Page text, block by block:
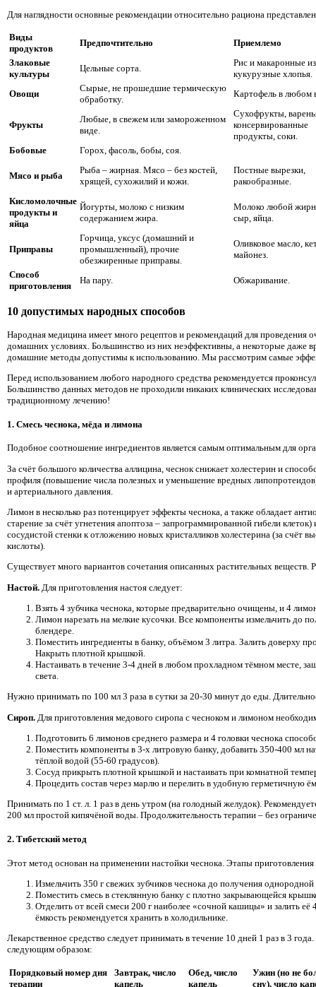
Для наглядности основные рекомендации относительно рациона
Виды
продуктов
Предпочтительно
Приемлемо
Злаковые
культуры
Цельные сорта.
Рис и макаронные
кукурузные хлопья.
Овощи
Сырые, не прошедшие термическую
обработку.
Картофель в любом
Фрукты
Любые, в свежем или замороженном
виде.
Сухофрукты,
консервированные
продукты, соки.
Бобовые
Горох, фасоль, бобы, соя.
Мясо и рыба
Рыба – жирная. Мясо – без костей,
хрящей, сухожилий и кожи.
Постные вырезки,
ракообразные.
Кисломолочные
продукты и
яйца
Йогурты, молоко с низким
содержанием жира.
Молоко любой
сыр, яйца.
Приправы
Горчица, уксус (домашний и
промышленный), прочие
обезжиренные приправы.
Оливковое масло,
майонез.
Способ
приготовления
На пару. Обжаривание.
10 допустимых народных способов
Народная медицина имеет много рецептов и рекомендаций для проведения
домашних условиях. Большинство из них неэффективны, а некоторые даже
домашние методы допустимы к использованию. Мы рассмотрим самые
Перед использованием любого народного средства рекомендуется
Большинство данных методов не проходили никаких клинических
традиционному лечению!
1. Смесь чеснока, мёда и лимона
Подобное соотношение ингредиентов является самым оптимальным для
За счёт большого количества аллицина, чеснок снижает холестерин и
профиля (повышение числа полезных и уменьшение вредных
и артериального давления.
Лимон в несколько раз потенцирует эффекты чеснока, а также обладает
старение за счёт угнетения апоптоза – запрограммированной гибели
сосудистой стенки к отложению новых кристалликов холестерина (за счёт
кислоты).
Существует много вариантов сочетания описанных растительных веществ.
Настой. Для приготовления настоя следует:
Взять 4 зубчика чеснока, которые предварительно очищены, и 4
Лимон нарезать на мелкие кусочки. Все компоненты измельчить до
блендере.
Поместить ингредиенты в банку, объёмом 3 литра. Залить доверху
Накрыть плотной крышкой.
Настаивать в течение 3-4 дней в любом прохладном тёмном месте,
света.
Нужно принимать по 100 мл 3 раза в сутки за 20-30 минут до еды.
Сироп. Для приготовления медового сиропа с чесноком и лимоном
Подготовить 6 лимонов среднего размера и 4 головки чеснока
Поместить компоненты в 3-х литровую банку, добавить 350-400 мл
тёплой водой (55-60 градусов).
Сосуд прикрыть плотной крышкой и настаивать при комнатной
Процедить состав через марлю и перелить в удобную герметичную
Принимать по 1 ст. л. 1 раз в день утром (на голодный желудок).
200 мл простой кипячёной воды. Продолжительность терапии – без
2. Тибетский метод
Этот метод основан на применении настойки чеснока. Этапы
Измельчить 350 г свежих зубчиков чеснока до получения
Поместить смесь в стеклянную банку с плотно закрывающейся
Отделить от всей смеси 200 г наиболее «сочной кашицы» и залить
ёмкость рекомендуется хранить в холодильнике.
Лекарственное средство следует принимать в течение 10 дней 1 раз в 3
следующим образом:
Порядковый номер дня
терапии
Завтрак, число
капель
Обед, число
капель
Ужин (но не
сну), число